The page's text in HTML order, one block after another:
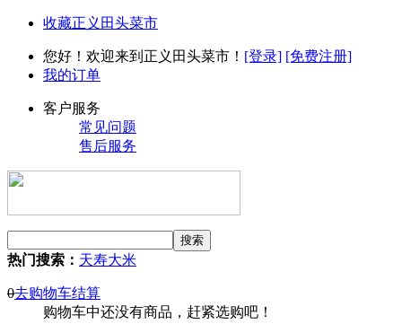
收藏正义田头菜市
您好！欢迎来到正义田头菜市！ [登录] [免费注册]
我的订单
客户服务
常见问题
售后服务
热门搜索： 天寿大米
0去购物车结算
购物车中还没有商品，赶紧选购吧！